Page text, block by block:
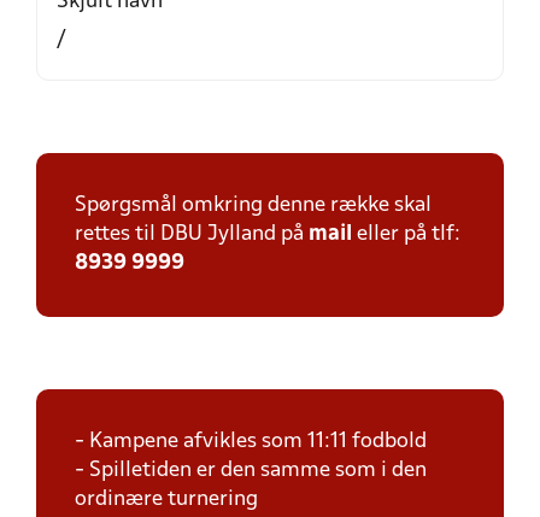
/
Spørgsmål omkring denne række skal
rettes til DBU Jylland på mail eller på tlf:
8939 9999
- Kampene afvikles som 11:11 fodbold
- Spilletiden er den samme som i den
ordinære turnering